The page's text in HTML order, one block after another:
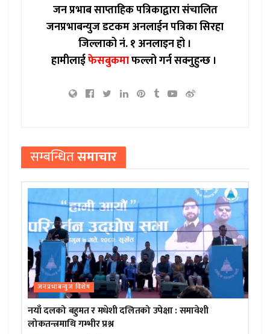
जन प्रभाब साप्ताहिक पत्रिकाद्वारा संचालित
जनप्रभाबन्युज डटकम अनलाईन पत्रिका सिरहा
जिल्लाको नं. १ अनलाइन हो ।
हामीलाईफेसबुकमाफल्लो गर्न सक्नुहुन्छ ।
सम्बन्धितसमाचार
जनप्रभाबन्युज विशेष
नयाँ दलको बहुमत र मधेशी दलितको उपेक्षा : समावेशी
लोकतन्त्रमाथि गम्भीर प्रश्न